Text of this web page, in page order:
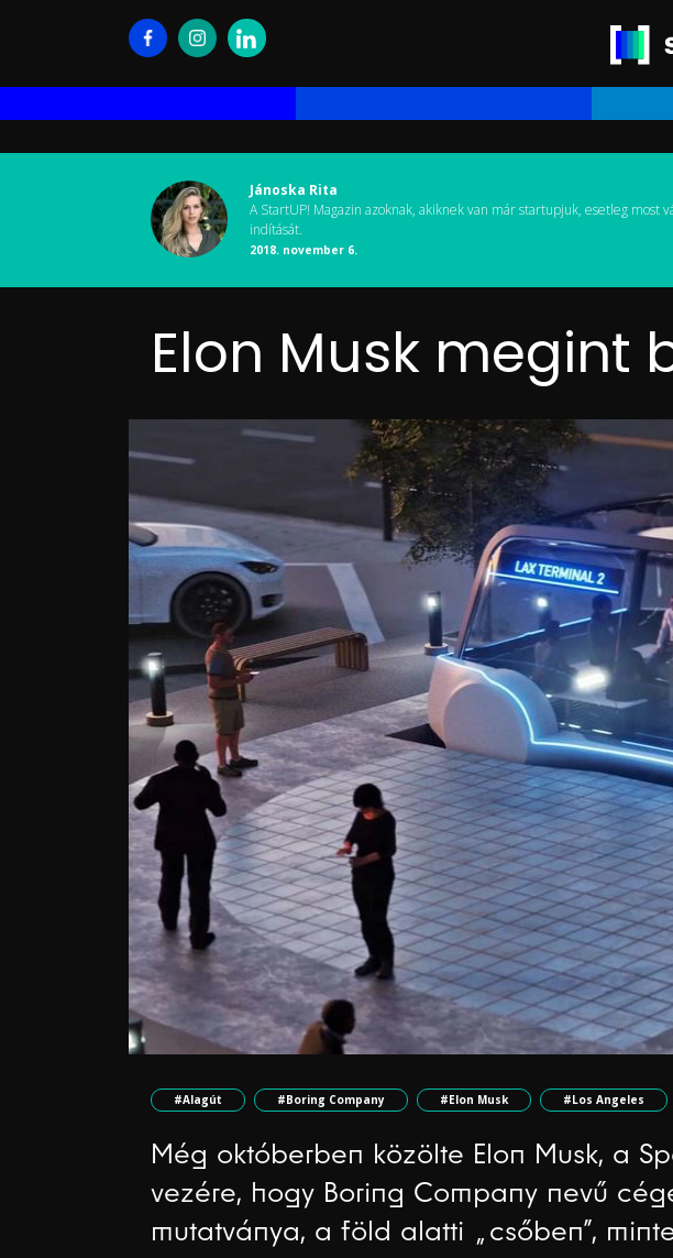
Jánoska Rita
A StartUP! Magazin azoknak, akiknek van már startupjuk, esetleg most
indítását.
2018. november 6.
Elon Musk megint
#Alagút #Boring Company #Elon Musk #Los Angeles
Még októberben közölte Elon Musk, a
vezére, hogy Boring Company nevű
mutatványa, a föld alatti „csőben”,